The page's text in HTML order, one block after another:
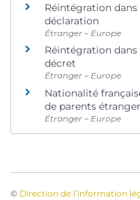
Réintégration
déclaration
Étranger – Europe
Réintégration
décret
Étranger – Europe
Nationalité
de parents
Étranger – Europe
© Direction de l’information